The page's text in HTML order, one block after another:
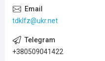
tdklfz@ukr.net
+380509041422